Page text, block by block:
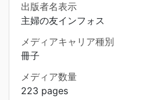
出版者名表示
主婦の友インフォス
メディアキャリア種別
冊子
メディア数量
223 pages